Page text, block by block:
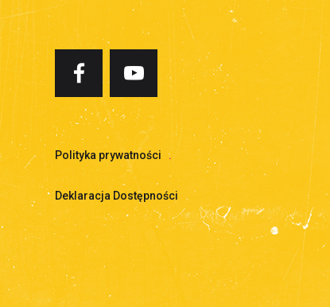
Polityka prywatności .
Deklaracja Dostępności